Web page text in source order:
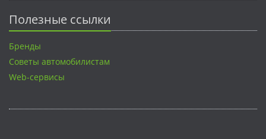
Полезные ссылки
Бренды
Советы автомобилистам
Web-сервисы